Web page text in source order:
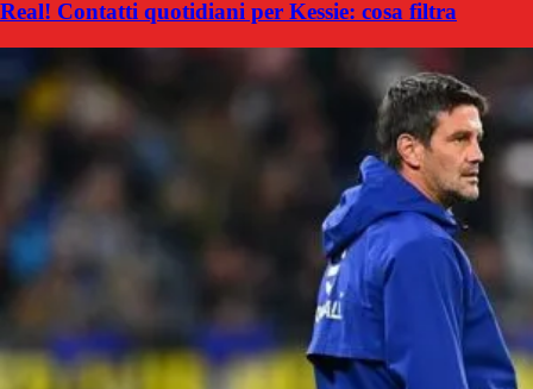
Real! Contatti quotidiani per Kessie: cosa filtra